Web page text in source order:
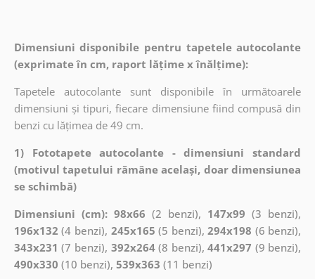
Dimensiuni disponibile pentru tapetele autocolante
(exprimate în cm, raport lățime x înălțime):
Tapetele autocolante sunt disponibile în următoarele
dimensiuni și tipuri, fiecare dimensiune fiind compusă din
benzi cu lățimea de 49 cm.
1) Fototapete autocolante - dimensiuni standard
(motivul tapetului rămâne același, doar dimensiunea
se schimbă)
Dimensiuni (cm): 98x66 (2 benzi), 147x99 (3 benzi),
196x132 (4 benzi), 245x165 (5 benzi),294x198 (6 benzi),
343x231 (7 benzi), 392x264(8 benzi),441x297 (9 benzi),
490x330 (10 benzi), 539x363 (11 benzi)